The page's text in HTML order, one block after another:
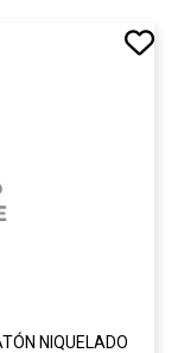
NIQUELADO